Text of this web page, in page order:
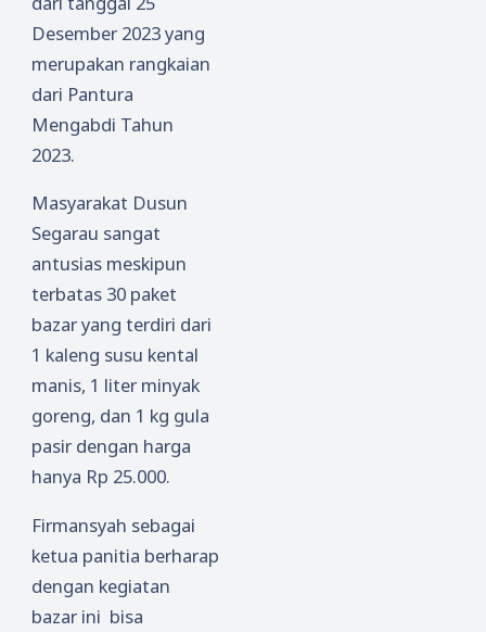
ensi
Bidang
Sambas
Desember 2023 yang
merupakan rangkaian
dari Pantura
Mengabdi Tahun
2023.
Masyarakat Dusun
Segarau sangat
antusias meskipun
terbatas 30 paket
bazar yang terdiri dari
1 kaleng susu kental
manis, 1 liter minyak
goreng, dan 1 kg gula
pasir dengan harga
hanya Rp 25.000.
Firmansyah sebagai
ketua panitia berharap
dengan kegiatan
bazar ini bisa